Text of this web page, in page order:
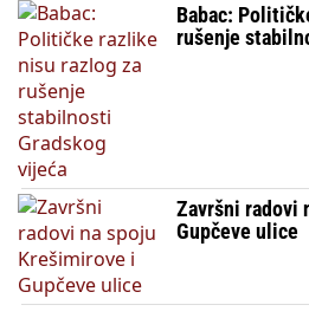
Babac:
rušenje
Završni radovi
Gupčeve ulice